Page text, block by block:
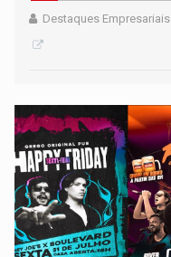
Destaques Empresariais